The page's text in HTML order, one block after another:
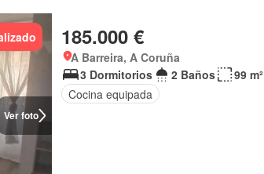
Ver foto
185.000 €
A Barreira, A Coruña
3 Dormitorios
2 Baños
99 m²
Cocina equipada